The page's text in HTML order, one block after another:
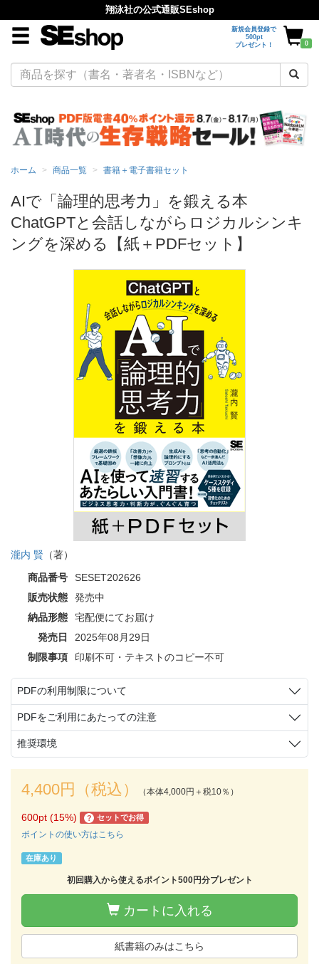
翔泳社の公式通販SEshop
新規会員登録で
500pt
プレゼント！
0
ホーム 商品一覧 書籍＋電子書籍セット
AIで「論理的思考力」を鍛える本
ChatGPTと会話しながらロジカルシンキ
ングを深める【紙＋PDFセット】
瀧内 賢 （著）
商品番号
SESET202626
販売状態
発売中
納品形態
宅配便にてお届け
発売日
2025年08月29日
制限事項
印刷不可・テキストのコピー不可
PDFの利用制限について
PDFをご利用にあたっての注意
推奨環境
4,400円（税込） （本体4,000円＋税10％）
600pt (15%) ? セットでお得
ポイントの使い方はこちら
在庫あり
初回購入から使えるポイント500円分プレゼント
カートに入れる
紙書籍のみはこちら